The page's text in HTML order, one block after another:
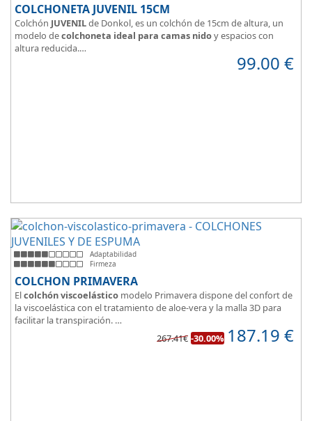
COLCHONETA JUVENIL 15CM
Colchón JUVENILde Donkol, es un colchón de 15cm de altura, un
modelo decolchoneta ideal para camas nidoy espacios con
altura reducida.
suelen elegir
99.00 €
Adaptabilidad
Firmeza
COLCHON PRIMAVERA
Elcolchón viscoelástico modelo Primavera dispone del confort de
la viscoelástica con el tratamiento de aloe-vera y la malla 3D para
facilitar la transpiración.
Según medida del colchón estamos hablando tanto de un colchón
267.41€ -30.00% 187.19 €